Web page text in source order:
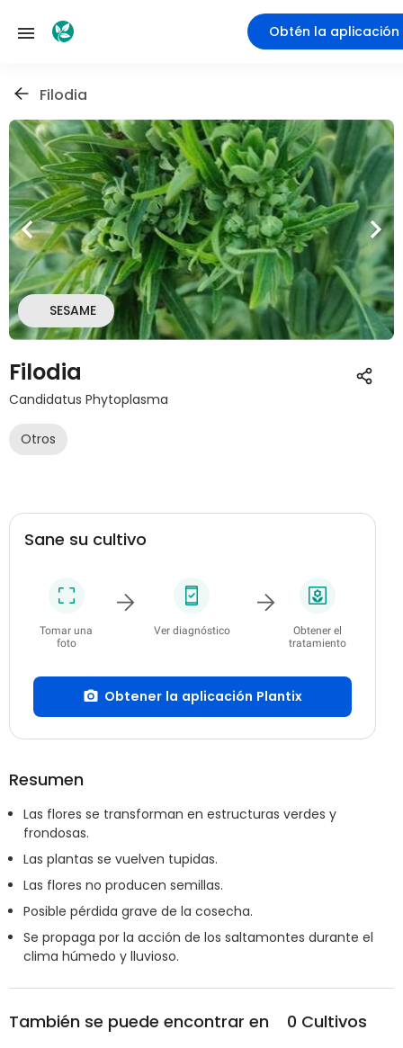
Obtén la aplicación
Filodia
SESAME
Filodia
Candidatus Phytoplasma
Otros
Sane su cultivo
Tomar una
foto
Ver diagnóstico
Obtener el
tratamiento
Obtener la aplicación Plantix
Resumen
Las flores se transforman en estructuras verdes y
frondosas.
Las plantas se vuelven tupidas.
Las flores no producen semillas.
Posible pérdida grave de la cosecha.
Se propaga por la acción de los saltamontes durante el
clima húmedo y lluvioso.
También se puede encontrar en 0 Cultivos